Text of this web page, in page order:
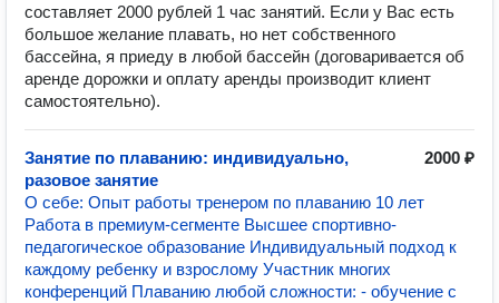
составляет 2000 рублей 1 час занятий. Если у Вас есть
большое желание плавать, но нет собственного
бассейна, я приеду в любой бассейн (договаривается об
аренде дорожки и оплату аренды производит клиент
самостоятельно).
Занятие по плаванию: индивидуально,
разовое занятие
2000 ₽
О себе: Опыт работы тренером по плаванию 10 лет
Работа в премиум-сегменте Высшее спортивно-
педагогическое образование Индивидуальный подход к
каждому ребенку и взрослому Участник многих
конференций Плаванию любой сложности: - обучение с